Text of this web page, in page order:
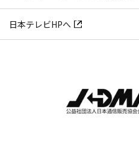
日本テレビHPへ